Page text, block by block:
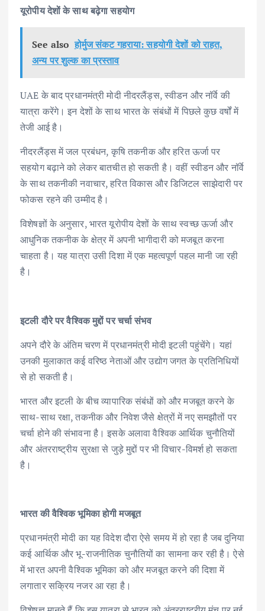
यूरोपीय देशों के साथ बढ़ेगा सहयोग
See also होर्मुज संकट गहराया: सहयोगी देशों को राहत,
अन्य पर शुल्क का प्रस्ताव
UAE के बाद प्रधानमंत्री मोदी नीदरलैंड्स, स्वीडन और नॉर्वे की
यात्रा करेंगे। इन देशों के साथ भारत के संबंधों में पिछले कुछ वर्षों में
तेजी आई है।
नीदरलैंड्स में जल प्रबंधन, कृषि तकनीक और हरित ऊर्जा पर
सहयोग बढ़ाने को लेकर बातचीत हो सकती है। वहीं स्वीडन और नॉर्वे
के साथ तकनीकी नवाचार, हरित विकास और डिजिटल साझेदारी पर
फोकस रहने की उम्मीद है।
विशेषज्ञों के अनुसार, भारत यूरोपीय देशों के साथ स्वच्छ ऊर्जा और
आधुनिक तकनीक के क्षेत्र में अपनी भागीदारी को मजबूत करना
चाहता है। यह यात्रा उसी दिशा में एक महत्वपूर्ण पहल मानी जा रही
है।
इटली दौरे पर वैश्विक मुद्दों पर चर्चा संभव
अपने दौरे के अंतिम चरण में प्रधानमंत्री मोदी इटली पहुंचेंगे। यहां
उनकी मुलाकात कई वरिष्ठ नेताओं और उद्योग जगत के प्रतिनिधियों
से हो सकती है।
भारत और इटली के बीच व्यापारिक संबंधों को और मजबूत करने के
साथ-साथ रक्षा, तकनीक और निवेश जैसे क्षेत्रों में नए समझौतों पर
चर्चा होने की संभावना है। इसके अलावा वैश्विक आर्थिक चुनौतियों
और अंतरराष्ट्रीय सुरक्षा से जुड़े मुद्दों पर भी विचार-विमर्श हो सकता
है।
भारत की वैश्विक भूमिका होगी मजबूत
प्रधानमंत्री मोदी का यह विदेश दौरा ऐसे समय में हो रहा है जब दुनिया
कई आर्थिक और भू-राजनीतिक चुनौतियों का सामना कर रही है। ऐसे
में भारत अपनी वैश्विक भूमिका को और मजबूत करने की दिशा में
लगातार सक्रिय नजर आ रहा है।